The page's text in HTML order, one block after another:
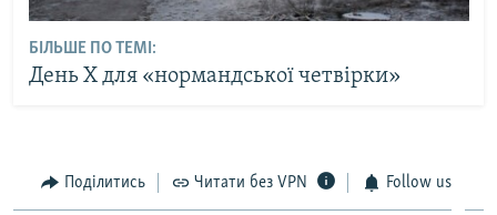
БІЛЬШЕ ПО ТЕМІ:
День Х для «нормандської четвірки»
Поділитись Читати без VPN Follow us